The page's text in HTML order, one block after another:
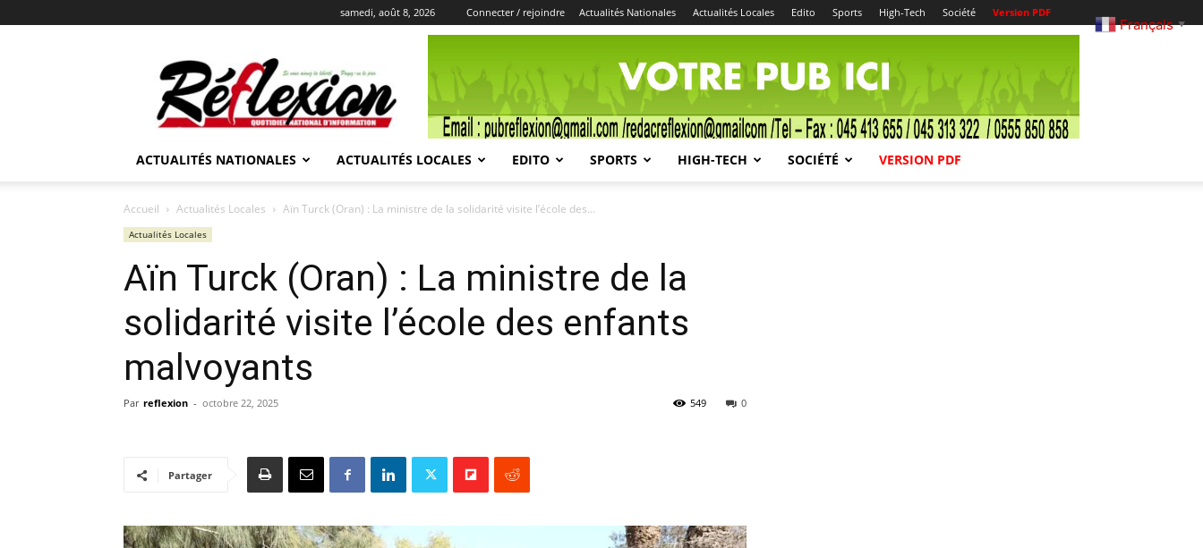
samedi, août 8, 2026 Connecter / rejoindre Actualités Nationales Actualités Locales Edito Sports High-Tech Société Version PDF
REFLEXION
ACTUALITÉS NATIONALES ACTUALITÉS LOCALES EDITO SPORTS HIGH-TECH SOCIÉTÉ VERSION PDF
Accueil Actualités Locales Aïn Turck (Oran) : La ministre de la solidarité visite l’école des...
Actualités Locales
Aïn Turck (Oran) : La ministre de la
solidarité visite l’école des enfants
malvoyants
Par reflexion - octobre 22, 2025 0
549
Partager
Français ▼